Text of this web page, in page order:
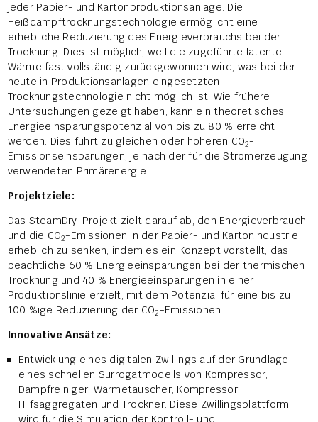
jeder Papier- und Kartonproduktionsanlage. Die
Heißdampftrocknungstechnologie ermöglicht eine
erhebliche Reduzierung des Energieverbrauchs bei der
Trocknung. Dies ist möglich, weil die zugeführte latente
Wärme fast vollständig zurückgewonnen wird, was bei der
heute in Produktionsanlagen eingesetzten
Trocknungstechnologie nicht möglich ist. Wie frühere
Untersuchungen gezeigt haben, kann ein theoretisches
Energieeinsparungspotenzial von bis zu 80 % erreicht
werden. Dies führt zu gleichen oder höheren CO2-
Emissionseinsparungen, je nach der für die Stromerzeugung
verwendeten Primärenergie.
Projektziele:
Das SteamDry-Projekt zielt darauf ab, den Energieverbrauch
und die CO2-Emissionen in der Papier- und Kartonindustrie
erheblich zu senken, indem es ein Konzept vorstellt, das
beachtliche 60 % Energieeinsparungen bei der thermischen
Trocknung und 40 % Energieeinsparungen in einer
Produktionslinie erzielt, mit dem Potenzial für eine bis zu
100 %ige Reduzierung der CO2-Emissionen.
Innovative Ansätze:
Entwicklung eines digitalen Zwillings auf der Grundlage
eines schnellen Surrogatmodells von Kompressor,
Dampfreiniger, Wärmetauscher, Kompressor,
Hilfsaggregaten und Trockner. Diese Zwillingsplattform
wird für die Simulation der Kontroll- und